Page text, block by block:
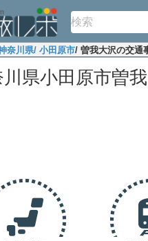
奈川県/ 小田原市/ 曽我大沢の交通
県小田原市曽